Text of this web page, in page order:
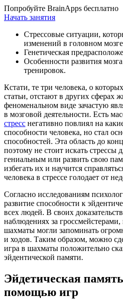
Попробуйте BrainApps бесплатно
Начать занятия
Стрессовые ситуации,
изменений в головном
Генетическая
Особенности развития
тренировок.
Кстати, те три человека, о
статьи, отстают в других сферах
феноменальном виде зачастую
в мозговой деятельности. Есть
стресс негативно повлиял на
способности человека, но стал
способностей. Эта область до
поэтому не стоит искать стрессы
гениальным или развить свою
избегать их и научится
человека в стрессе голодает от
Согласно исследованиям
развитие способности к
всех людей. В своих
наблюдениях за
шахматы могли запоминать
и ходов. Таким образом, можно
игра в шахматы положительно
эйдентической памяти.
Эйдетическая
помощью игр